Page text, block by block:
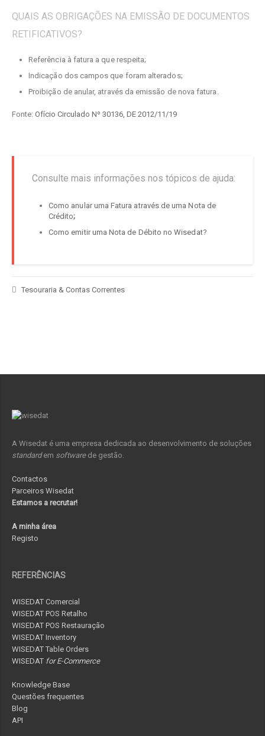
QUAIS AS OBRIGAÇÕES NA EMISSÃO DE DOCUMENTOS
RETIFICATIVOS?
Referência à fatura a que respeita;
Indicação dos campos que foram alterados;
Proibição de anular, através da emissão de nova fatura.
Fonte: Ofício Circulado Nº 30136, DE 2012/11/19
Consulte mais informações nos tópicos de ajuda:
Como anular uma Fatura através de uma Nota de
Crédito;
Como emitir uma Nota de Débito no Wisedat?
Tesouraria & Contas Correntes
A Wisedat é uma empresa dedicada ao desenvolvimento de soluções
standardem softwarede gestão.
Contactos
Parceiros Wisedat
Estamos a recrutar!
A minha área
Registo
REFERÊNCIAS
WISEDAT Comercial
WISEDAT POS Retalho
WISEDAT POS Restauração
WISEDAT Inventory
WISEDAT Table Orders
WISEDAT for E-Commerce
Knowledge Base
Questões frequentes
Blog
API